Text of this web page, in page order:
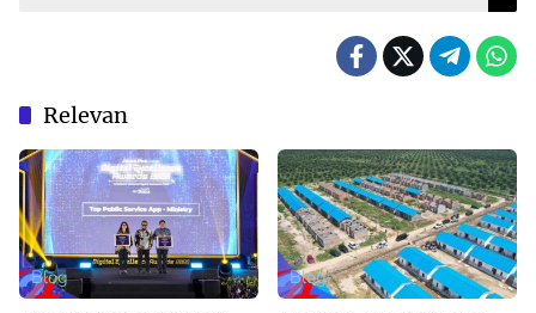
Relevan
Blog Blog